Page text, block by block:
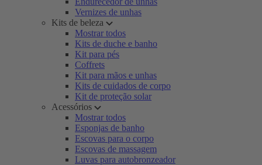
Vernizes de unhas
Kits de beleza
Mostrar todos
Kits de duche e banho
Kit para pés
Coffrets
Kit para mãos e unhas
Kits de cuidados de corpo
Kit de proteção solar
Acessórios
Mostrar todos
Esponjas de banho
Escovas para o corpo
Escovas de massagem
Luvas para autobronzeador